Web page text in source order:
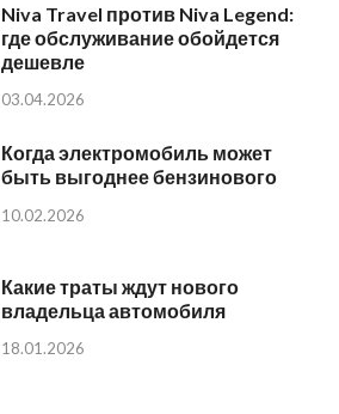
Niva Travel против Niva Legend:
где обслуживание обойдется
дешевле
03.04.2026
Когда электромобиль может
быть выгоднее бензинового
10.02.2026
Какие траты ждут нового
владельца автомобиля
18.01.2026